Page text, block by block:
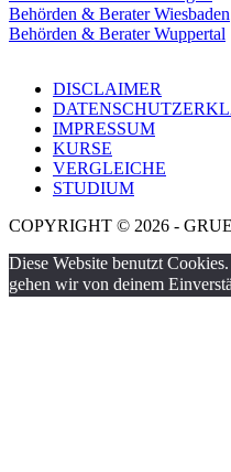
Behörden & Berater Wiesbaden
Behörden & Berater Wuppertal
DISCLAIMER
IMPRESSUM
KURSE
VERGLEICHE
STUDIUM
COPYRIGHT © 2026 -
Diese Website benutzt
gehen wir von deinem